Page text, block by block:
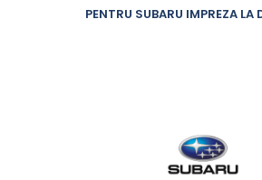
PENTRU SUBARU IMPREZA LA